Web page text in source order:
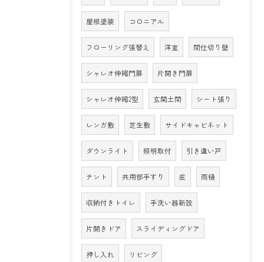
屋根塗装 コロニアル
フローリング張替え 洋室 間仕切り壁
シャレオ伸縮門扉 片開き門扉
シャレオ伸縮2型 玄関土間 シート張り
レンガ敷 芝生敷 サイドキャビネット
ダウンライト 照明取付 引き違い戸
テント 共用部手すり 庇 雨樋
収納付きトイレ 手洗い器新設
片開きドア スライディングドア
押し入れ リビング